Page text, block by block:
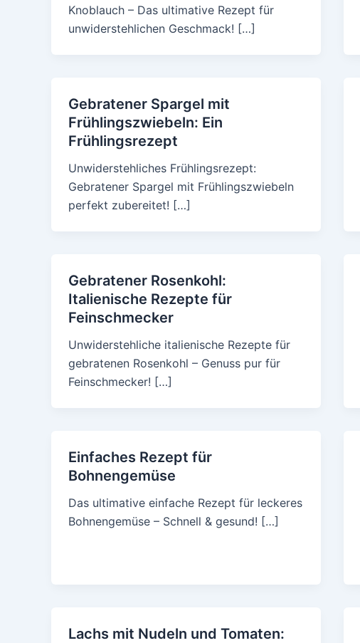
Knoblauch – Das ultimative Rezept für
unwiderstehlichen Geschmack! […]
Gebratener Spargel mit
Frühlingszwiebeln: Ein
Frühlingsrezept
Unwiderstehliches Frühlingsrezept:
Gebratener Spargel mit Frühlingszwiebeln
perfekt zubereitet! […]
Gebratener Rosenkohl:
Italienische Rezepte für
Feinschmecker
Unwiderstehliche italienische Rezepte für
gebratenen Rosenkohl – Genuss pur für
Feinschmecker! […]
Einfaches Rezept für
Bohnengemüse
Das ultimative einfache Rezept für leckeres
Bohnengemüse – Schnell & gesund! […]
Lachs mit Nudeln und Tomaten: